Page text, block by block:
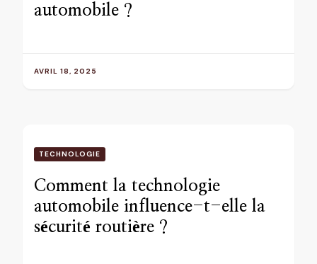
automobile ?
AVRIL 18, 2025
TECHNOLOGIE
Comment la technologie
automobile influence-t-elle la
sécurité routière ?